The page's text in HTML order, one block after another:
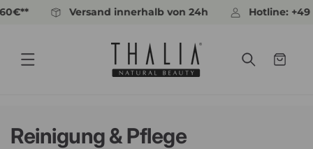
Direkt
zum
Versand innerhalb von 24h Hotline: +49 30
Warenkorb
K
Reinigung & Pflege